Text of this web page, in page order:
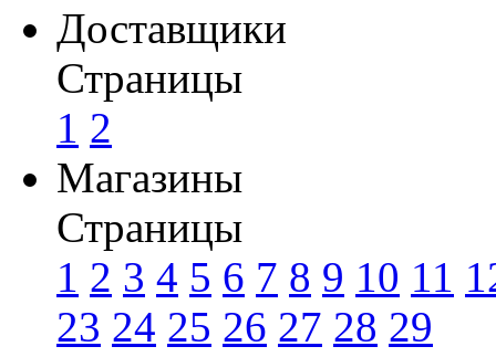
Доставщики
Страницы
1 2
Магазины
Страницы
1 2 3 4 5 6 7 8 9 10 11
23 24 25 26 27 28 29